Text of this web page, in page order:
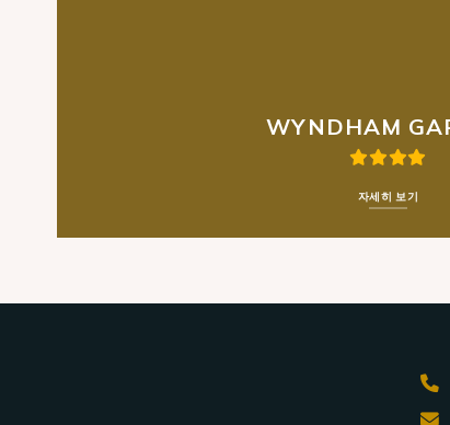
WYNDHAM
자세히 보기